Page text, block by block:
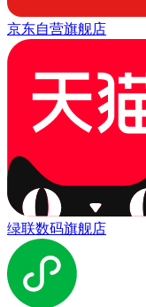
京东自营旗舰店
绿联数码旗舰店